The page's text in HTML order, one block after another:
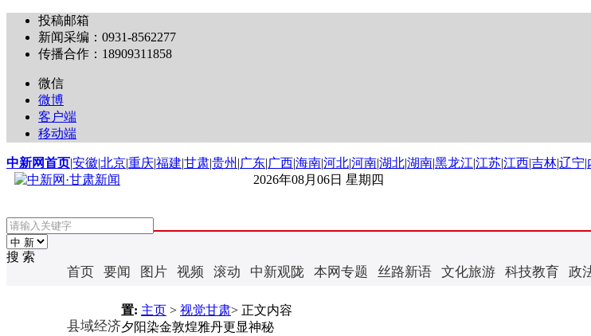
投稿邮箱
新闻采编：0931-8562277
传播合作：18909311858
微信
微博
客户端
移动端
中新网首页|安徽|北京|重庆|福建|甘肃|贵州 |广东|广西|海南|河北|河南|湖北|湖南|黑龙江|江苏|江西|吉林|辽宁|
2026年08月06日 星期四
搜 索
首页 要闻 图片 视频 滚动 中新观陇 本网专题 丝路新语 文化旅游 科技教育 政
县域经济
置: 主页 > 视觉甘肃> 正文内容
夕阳染金敦煌雅丹更显神秘